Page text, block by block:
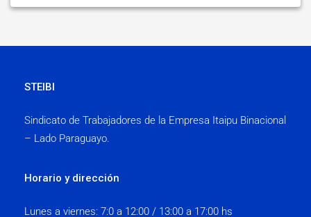
STEIBI
Sindicato de Trabajadores de la Empresa Itaipu Binacional
– Lado Paraguayo.
Horario y dirección
Lunes a viernes: 7:0 a 12:00 / 13:00 a 17:00 hs